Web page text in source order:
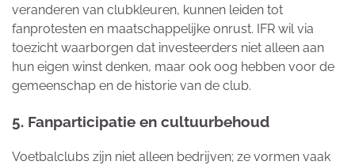
veranderen van clubkleuren, kunnen leiden tot
fanprotesten en maatschappelijke onrust. IFR wil via
toezicht waarborgen dat investeerders niet alleen aan
hun eigen winst denken, maar ook oog hebben voor de
gemeenschap en de historie van de club.
5. Fanparticipatie en cultuurbehoud
Voetbalclubs zijn niet alleen bedrijven; ze vormen vaak